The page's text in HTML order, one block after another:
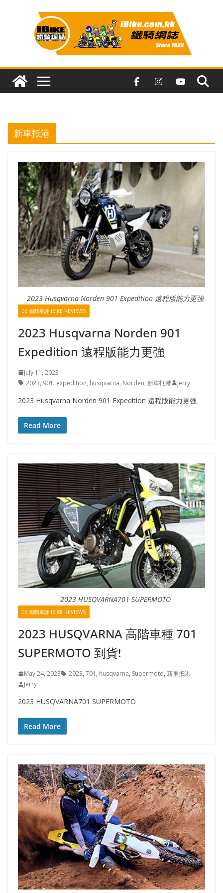
新車抵港
2023 Husqvarna Norden 901 Expedition 遠程版能力更強
03 鐵騎車評 IBIKE REVIEWS
2023 Husqvarna Norden 901
Expedition 遠程版能力更強
July 11, 2023
2023, 901 , expedition, husqvarna, Norden, 新車抵港 Jerry
2023 Husqvarna Norden 901 Expedition 遠程版能力更強
Read More
2023 HUSQVARNA701 SUPERMOTO
03 鐵騎車評 IBIKE REVIEWS
2023 HUSQVARNA 高階車種 701
SUPERMOTO 到貨!
May 24, 2023 2023, 701 , husqvarna, Supermoto, 新車抵港
Jerry
2023 HUSQVARNA701 SUPERMOTO
Read More